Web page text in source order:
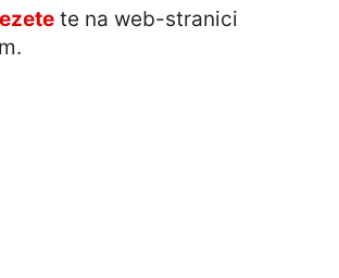
te na web-stranici